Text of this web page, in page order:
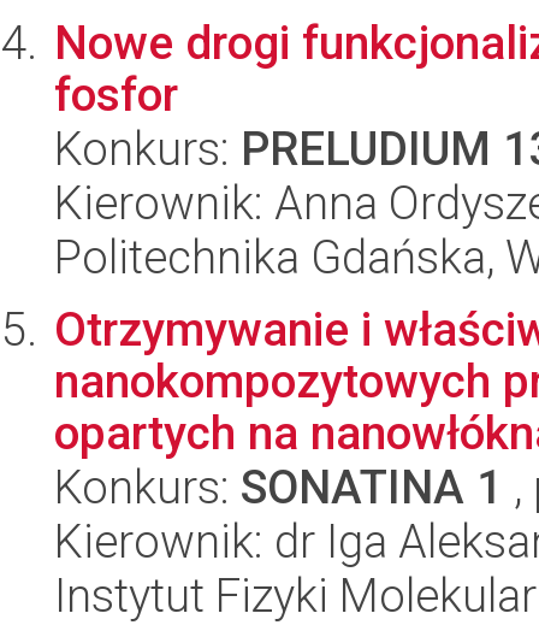
Nowe drogi
fosfor
Konkurs: PRELUDIUM
Kierownik: Anna
Politechnika Gdańska,
Otrzymywanie i
nanokompozytowych
opartych na
Konkurs: SONATINA 1
Kierownik: dr Iga
Instytut Fizyki